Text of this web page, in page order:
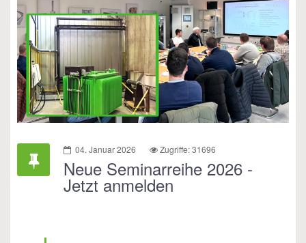
04. Januar 2026 Zugriffe: 31696
Neue Seminarreihe 2026 -
Jetzt anmelden